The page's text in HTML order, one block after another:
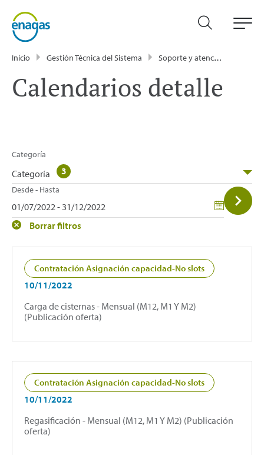
Inicio Gestión Técnica del Sistema Soporte y atención
Calendarios detalle
Categoría
Categoría 3
Desde - Hasta
Borrar filtros
Contratación Asignación capacidad-No slots
10/11/2022
Carga de cisternas - Mensual (M12, M1 Y M2)
(Publicación oferta)
Contratación Asignación capacidad-No slots
10/11/2022
Regasificación - Mensual (M12, M1 Y M2) (Publicación
oferta)